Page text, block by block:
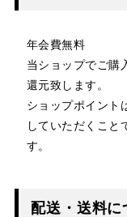
年会費無料
当ショップでご購
還元致します。
ショップポイント
していただくこと
す。
配送・送料に